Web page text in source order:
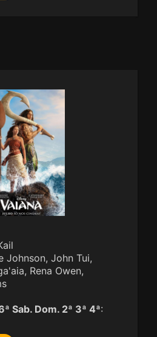
Johnson, John Tui,
Rena Owen,
Sab. Dom. 2ª 3ª 4ª: